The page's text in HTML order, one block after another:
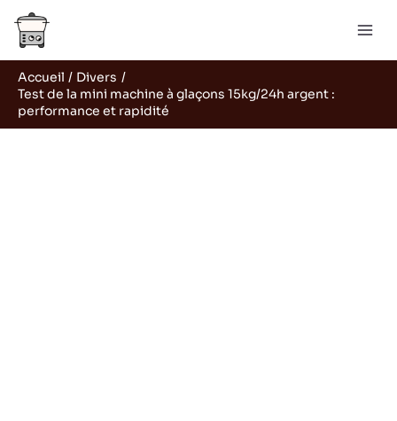
Aller
contenu
Accueil
Divers
Test de la mini machine à glaçons 15kg/24h argent :
performance et rapidité
Rechercher